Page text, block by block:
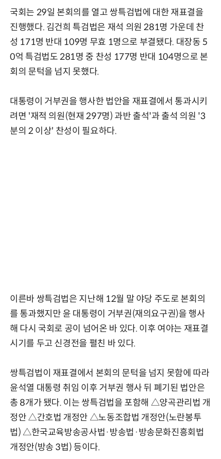
국회는 29일 본회의를 열고 쌍특검법에 대한 재표결을
진행했다. 김건희 특검법은 재석 의원 281명 가운데 찬
성 171명 반대 109명 무효 1명으로 부결됐다. 대장동 5
0억 특검법도 281명 중 찬성 177명 반대 104명으로 본
회의 문턱을 넘지 못했다.
대통령이 거부권을 행사한 법안을 재표결에서 통과시키
려면 '재적 의원(현재 297명) 과반 출석'과 출석 의원 '3
분의 2 이상' 찬성이 필요하다.
이른바 쌍특검법은 지난해 12월 말 야당 주도로 본회의
를 통과했지만 윤 대통령이 거부권(재의요구권)을 행사
해 다시 국회로 공이 넘어온 바 있다. 이후 여야는 재표결
시기를 두고 신경전을 펼친 바 있다.
쌍특검법이 재표결에서 본회의 문턱을 넘지 못함에 따라
윤석열 대통령 취임 이후 거부권 행사 뒤 폐기된 법안은
총 8개가 됐다. 이는 쌍특검법을 포함해 △양곡관리법 개
정안 △간호법 개정안 △노동조합법 개정안(노란봉투
법) △한국교육방송공사법·방송법·방송문화진흥회법
개정안(방송 3법) 등이다.